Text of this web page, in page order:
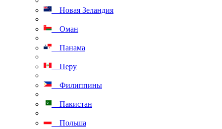
Новая Зеландия
Оман
Панама
Перу
Филиппины
Пакистан
Польша